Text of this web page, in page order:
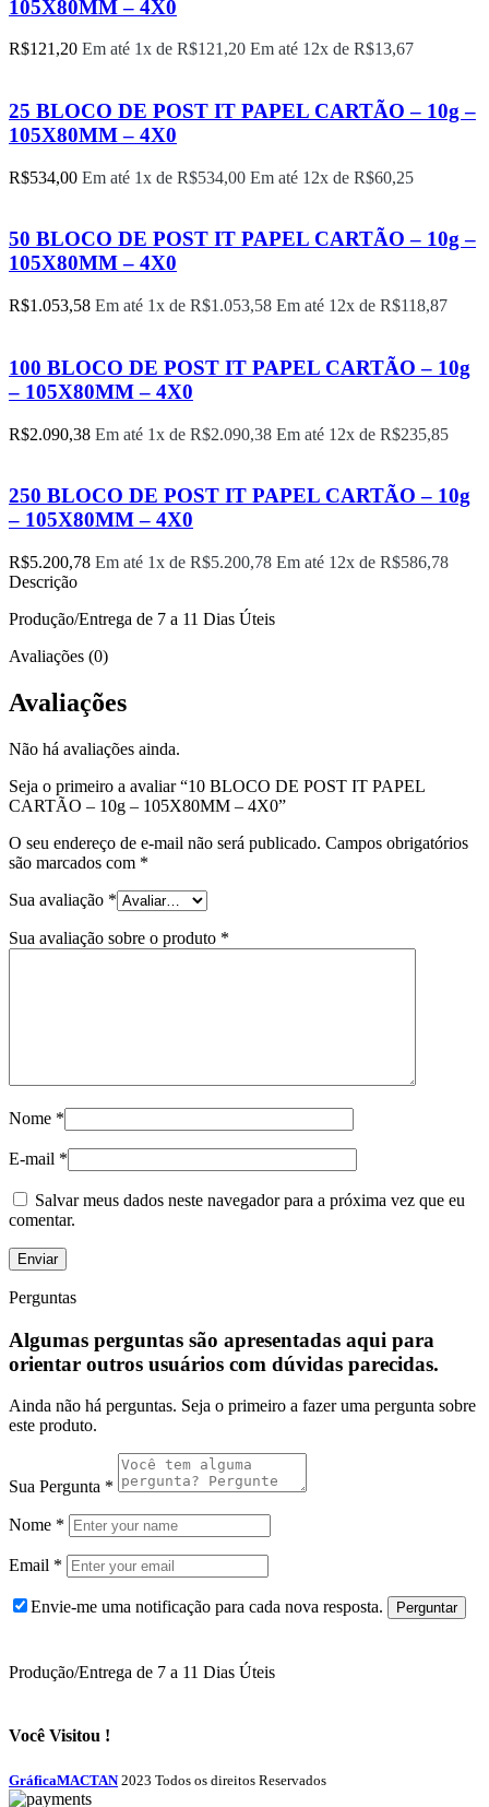
105X80MM – 4X0
R$121,20 Em até 1x de R$121,20 Em até 12x de R$13,67
25 BLOCO DE POST IT PAPEL CARTÃO – 10g –
105X80MM – 4X0
R$534,00 Em até 1x de R$534,00 Em até 12x de R$60,25
50 BLOCO DE POST IT PAPEL CARTÃO – 10g –
105X80MM – 4X0
R$1.053,58 Em até 1x de R$1.053,58 Em até 12x de R$118,87
100 BLOCO DE POST IT PAPEL CARTÃO – 10g
– 105X80MM – 4X0
R$2.090,38 Em até 1x de R$2.090,38 Em até 12x de R$235,85
250 BLOCO DE POST IT PAPEL CARTÃO – 10g
– 105X80MM – 4X0
R$5.200,78 Em até 1x de R$5.200,78 Em até 12x de R$586,78
Descrição
Produção/Entrega de 7 a 11 Dias Úteis
Avaliações (0)
Avaliações
Não há avaliações ainda.
Seja o primeiro a avaliar “10 BLOCO DE POST IT PAPEL
CARTÃO – 10g – 105X80MM – 4X0”
O seu endereço de e-mail não será publicado. Campos obrigatórios
são marcados com *
Sua avaliação *
Sua avaliação sobre o produto *
Nome *
E-mail *
Salvar meus dados neste navegador para a próxima vez que eu
comentar.
Perguntas
Algumas perguntas são apresentadas aqui para
orientar outros usuários com dúvidas parecidas.
Ainda não há perguntas. Seja o primeiro a fazer uma pergunta sobre
este produto.
Sua Pergunta *
Nome *
Email *
Envie-me uma notificação para cada nova resposta.
Produção/Entrega de 7 a 11 Dias Úteis
Você Visitou !
GráficaMACTAN 2023 Todos os direitos Reservados